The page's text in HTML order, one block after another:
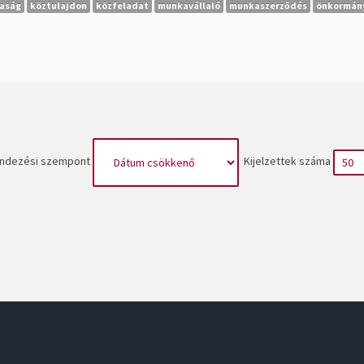
köztulajdon közfeladat munkavállaló munkaszerződés
szempont Kijelzettek száma